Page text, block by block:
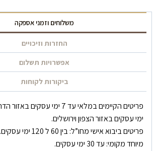
משלוחים וזמני אספקה
החזרות וזיכויים
אפשרויות תשלום
ביקורות לקוחות
ימי עסקים באזור הצפון וירושלים.
פריטים ביבוא אישי
מיוחד מקומי: עד 30 ימי עסקים.